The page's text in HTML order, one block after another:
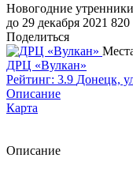
Новогодние утренники
до 29 декабря 2021 820
Поделиться
ДРЦ «Вулкан»
Рейтинг: 3.9 Донецк,
Описание
Карта
Описание